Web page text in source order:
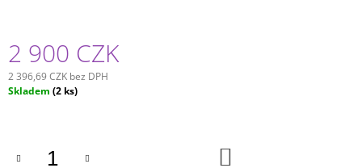
2 900 CZK
2 396,69 CZK bez DPH
Měrná
Skladem (2 ks)